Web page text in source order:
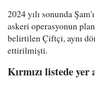
2024 yılı sonunda
askeri operasyonun
belirtilen Çiftçi, aynı
ettirilmişti.
Kırmızı listede yer